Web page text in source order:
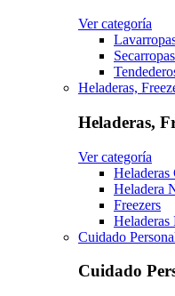
Ver categoría
Secarropas
Heladeras,
Heladeras,
Ver categoría
Heladeras
Heladera
Freezers
Heladeras
Cuidado
Cuidado